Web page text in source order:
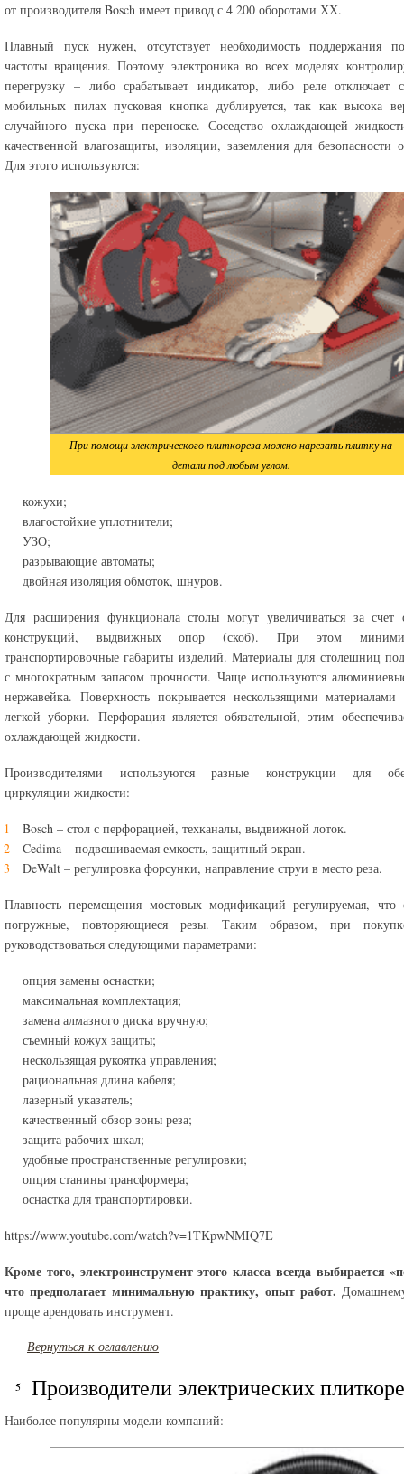
от производителя Bosch имеет привод с 4 200 оборотами ХХ.
Плавный пуск нужен, отсутствует необходимость поддержания
частоты вращения. Поэтому электроника во всех моделях
перегрузку – либо срабатывает индикатор, либо реле отключает
мобильных пилах пусковая кнопка дублируется, так как высока
случайного пуска при переноске. Соседство охлаждающей
качественной влагозащиты, изоляции, заземления для безопасности
Для этого используются:
При помощи электрического плиткореза можно нарезать плитку на
детали под любым углом.
кожухи;
влагостойкие уплотнители;
УЗО;
разрывающие автоматы;
двойная изоляция обмоток, шнуров.
Для расширения функционала столы могут увеличиваться за счет
конструкций, выдвижных опор (скоб). При этом
транспортировочные габариты изделий. Материалы для столешниц
с многократным запасом прочности. Чаще используются
нержавейка. Поверхность покрывается нескользящими
легкой уборки. Перфорация является обязательной, этим
охлаждающей жидкости.
Производителями используются разные конструкции для
циркуляции жидкости:
Bosch – стол с перфорацией, техканалы, выдвижной лоток.
Cedima – подвешиваемая емкость, защитный экран.
DeWalt – регулировка форсунки, направление струи в место реза.
Плавность перемещения мостовых модификаций регулируемая, что
погружные, повторяющиеся резы. Таким образом, при
руководствоваться следующими параметрами:
опция замены оснастки;
максимальная комплектация;
замена алмазного диска вручную;
съемный кожух защиты;
нескользящая рукоятка управления;
рациональная длина кабеля;
лазерный указатель;
качественный обзор зоны реза;
защита рабочих шкал;
удобные пространственные регулировки;
опция станины трансформера;
оснастка для транспортировки.
https://www.youtube.com/watch?v=1TKpwNMIQ7E
Кроме того, электроинструмент этого класса всегда выбирается
что предполагает минимальную практику, опыт работ.
проще арендовать инструмент.
Вернуться к оглавлению
Производители электрических
Наиболее популярны модели компаний: